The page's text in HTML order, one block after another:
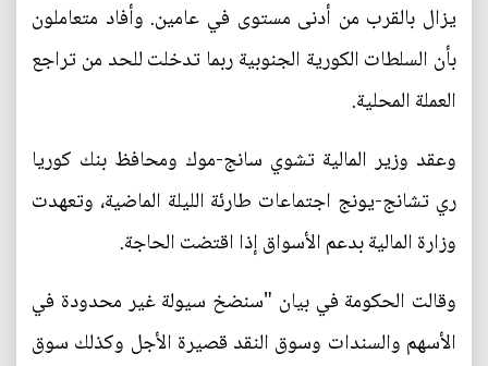
يزال بالقرب من أدنى مستوى في عامين. وأفاد متعاملون
بأن السلطات الكورية الجنوبية ربما تدخلت للحد من تراجع
العملة المحلية.
وعقد وزير المالية تشوي سانج-موك ومحافظ بنك كوريا
ري تشانج-يونج اجتماعات طارئة الليلة الماضية، وتعهدت
وزارة المالية بدعم الأسواق إذا اقتضت الحاجة.
وقالت الحكومة في بيان "سنضخ سيولة غير محدودة في
الأسهم والسندات وسوق النقد قصيرة الأجل وكذلك سوق